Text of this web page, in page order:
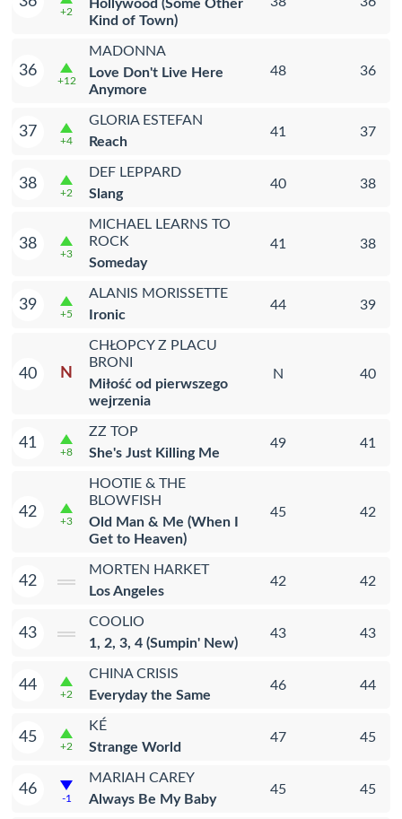
+2
Hollywood (Some Other
Kind of Town)
36
+12
MADONNA
Love Don't Live Here
Anymore
48 36
37
+4
GLORIA ESTEFAN
Reach
41 37
38
+2
DEF LEPPARD
Slang
40 38
38
+3
MICHAEL LEARNS TO
ROCK
Someday
41 38
39
+5
ALANIS MORISSETTE
Ironic
44 39
40 N
CHŁOPCY Z PLACU
BRONI
Miłość od pierwszego
wejrzenia
N 40
41
+8
ZZ TOP
She's Just Killing Me
49 41
42
+3
HOOTIE & THE
BLOWFISH
Old Man & Me (When I
Get to Heaven)
45 42
42
MORTEN HARKET
Los Angeles
42 42
43
COOLIO
1, 2, 3, 4 (Sumpin' New)
43 43
44
+2
CHINA CRISIS
Everyday the Same
46 44
45
+2
KÉ
Strange World
47 45
46
-1
MARIAH CAREY
Always Be My Baby
45 45